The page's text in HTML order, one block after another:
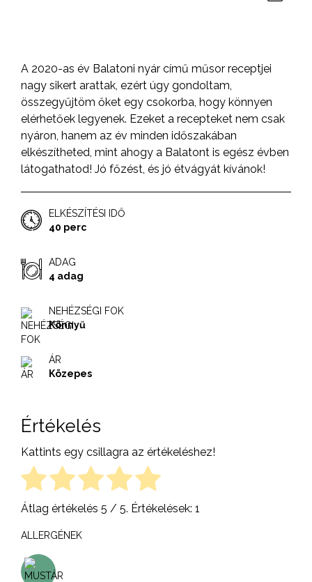
A 2020-as év Balatoni nyár című műsor receptjei
nagy sikert arattak, ezért úgy gondoltam,
összegyűjtöm őket egy csokorba, hogy könnyen
elérhetőek legyenek. Ezeket a recepteket nem csak
nyáron, hanem az év minden időszakában
elkészítheted, mint ahogy a Balatont is egész évben
látogathatod! Jó főzést, és jó étvágyát kívánok!
ELKÉSZÍTÉSI IDŐ
40 perc
ADAG
4 adag
NEHÉZSÉGI FOK
Könnyű
ÁR
Közepes
Értékelés
Kattints egy csillagra az értékeléshez!
Átlag értékelés 5 / 5. Értékelések: 1
ALLERGÉNEK